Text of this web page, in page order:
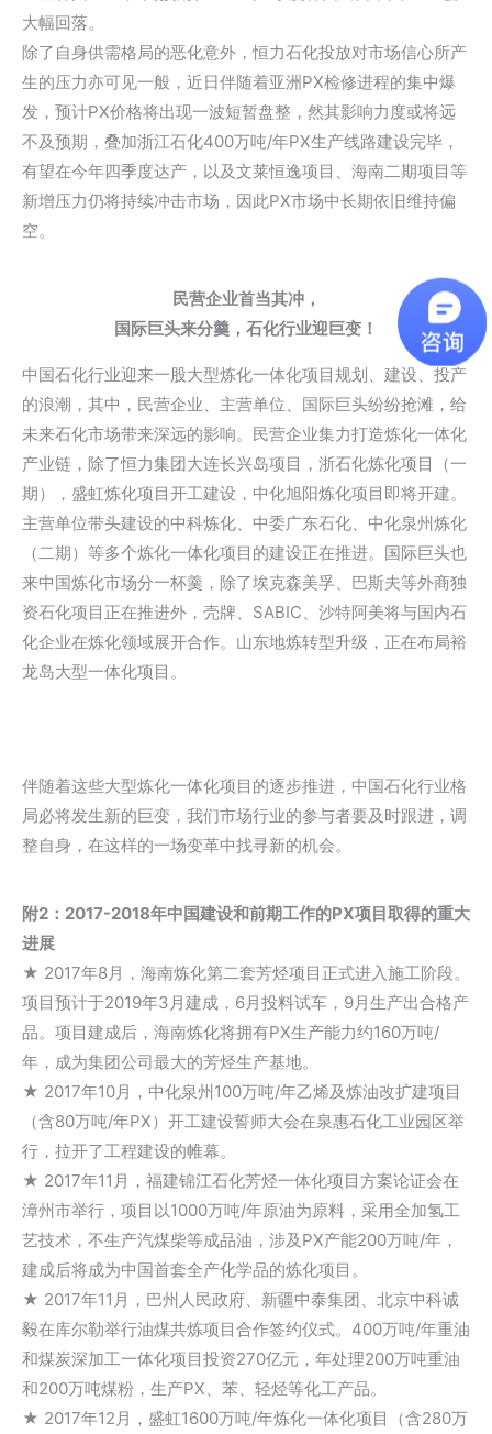
大幅回落。
除了自身供需格局的恶化意外，恒力石化投放对市场信心所产
生的压力亦可见一般，近日伴随着亚洲PX检修进程的集中爆
发，预计PX价格将出现一波短暂盘整，然其影响力度或将远
不及预期，叠加浙江石化400万吨/年PX生产线路建设完毕，
有望在今年四季度达产，以及文莱恒逸项目、海南二期项目等
新增压力仍将持续冲击市场，因此PX市场中长期依旧维持偏
空。
民营企业首当其冲，
国际巨头来分羹，石化行业迎巨变！
中国石化行业迎来一股大型炼化一体化项目规划、建设、投产
的浪潮，其中，民营企业、主营单位、国际巨头纷纷抢滩，给
未来石化市场带来深远的影响。民营企业集力打造炼化一体化
产业链，除了恒力集团大连长兴岛项目，浙石化炼化项目（一
期），盛虹炼化项目开工建设，中化旭阳炼化项目即将开建。
主营单位带头建设的中科炼化、中委广东石化、中化泉州炼化
（二期）等多个炼化一体化项目的建设正在推进。国际巨头也
来中国炼化市场分一杯羹，除了埃克森美孚、巴斯夫等外商独
资石化项目正在推进外，壳牌、SABIC、沙特阿美将与国内石
化企业在炼化领域展开合作。山东地炼转型升级，正在布局裕
龙岛大型一体化项目。
伴随着这些大型炼化一体化项目的逐步推进，中国石化行业格
局必将发生新的巨变，我们市场行业的参与者要及时跟进，调
整自身，在这样的一场变革中找寻新的机会。
附2：2017-2018年中国建设和前期工作的PX项目取得的重大
进展
★ 2017年8月，海南炼化第二套芳烃项目正式进入施工阶段。
项目预计于2019年3月建成，6月投料试车，9月生产出合格产
品。项目建成后，海南炼化将拥有PX生产能力约160万吨/
年，成为集团公司最大的芳烃生产基地。
★ 2017年10月，中化泉州100万吨/年乙烯及炼油改扩建项目
（含80万吨/年PX）开工建设誓师大会在泉惠石化工业园区举
行，拉开了工程建设的帷幕。
★ 2017年11月，福建锦江石化芳烃一体化项目方案论证会在
漳州市举行，项目以1000万吨/年原油为原料，采用全加氢工
艺技术，不生产汽煤柴等成品油，涉及PX产能200万吨/年，
建成后将成为中国首套全产化学品的炼化项目。
★ 2017年11月，巴州人民政府、新疆中泰集团、北京中科诚
毅在库尔勒举行油煤共炼项目合作签约仪式。400万吨/年重油
和煤炭深加工一体化项目投资270亿元，年处理200万吨重油
和200万吨煤粉，生产PX、苯、轻烃等化工产品。
★ 2017年12月，盛虹1600万吨/年炼化一体化项目（含280万